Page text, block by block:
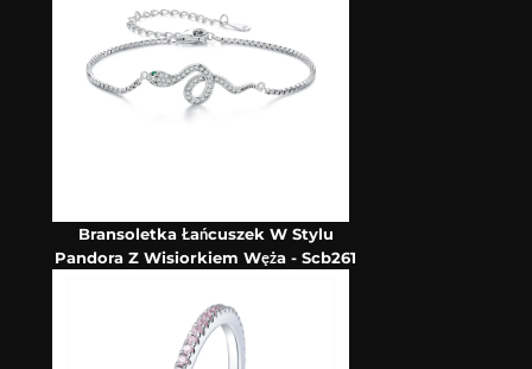
Bransoletka Łańcuszek W Stylu
Pandora Z Wisiorkiem Węża - Scb261